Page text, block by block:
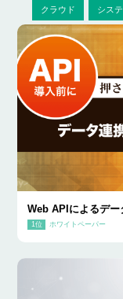
クラウド シス
Web APIによるデー
ホワイトペーパー